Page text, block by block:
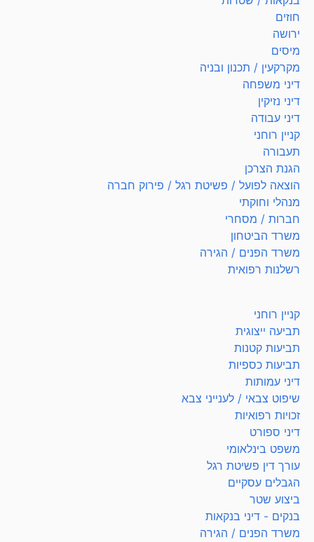
חוזים
ירושה
מיסים
מקרקעין / תכנון ובניה
דיני משפחה
דיני נזיקין
דיני עבודה
קניין רוחני
תעבורה
הגנת הצרכן
הוצאה לפועל / פשיטת רגל / פירוק חברה
מנהלי וחוקתי
חברות / מסחרי
משרד הביטחון
משרד הפנים / הגירה
רשלנות רפואית
קניין רוחני
תביעה ייצוגית
תביעות קטנות
תביעות כספיות
דיני עמותות
שיפוט צבאי / לענייני צבא
זכויות רפואיות
דיני ספורט
משפט בינלאומי
עורך דין פשיטת רגל
הגבלים עסקיים
ביצוע שטר
בנקים - דיני בנקאות
משרד הפנים / הגירה